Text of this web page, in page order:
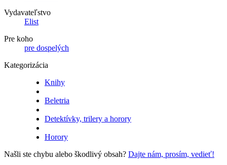
Vydavateľstvo
Elist
Pre koho
pre dospelých
Kategorizácia
Knihy
Beletria
Detektívky, trilery a horory
Horory
Našli ste chybu alebo škodlivý obsah? Dajte nám, prosím, vedieť!